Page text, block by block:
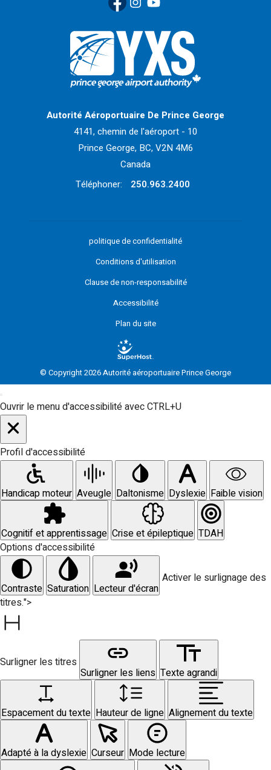
Facebook
(Link opens in new window)
Instagram
(Link opens in new window)
YouTube
(Link opens in new window)
Retour à la page d'accueil>
Autorité Aéroportuaire De Prince George
4141, chemin de l'aéroport - 10
Prince George, BC, V2N 4M6
Canada
Téléphoner:
250.963.2400
politique de confidentialité
Conditions d'utilisation
Clause de non-responsabilité
Accessibilité
Plan du site
© Copyright 2026 Autorité aéroportuaire Prince George
Ouvrir le menu d'accessibilité avec CTRL+U
Profil d'accessibilité
Handicap moteur Aveugle Daltonisme Dyslexie Faible vision
Cognitif et apprentissage Crise et épileptique TDAH
Options d'accessibilité
Contraste Saturation Lecteur d'écran
Activer le surlignage des
titres.">
Surligner les titres
Surligner les liens Texte agrandi
Espacement du texte Hauteur de ligne Alignement du texte
Adapté à la dyslexie Curseur Mode lecture